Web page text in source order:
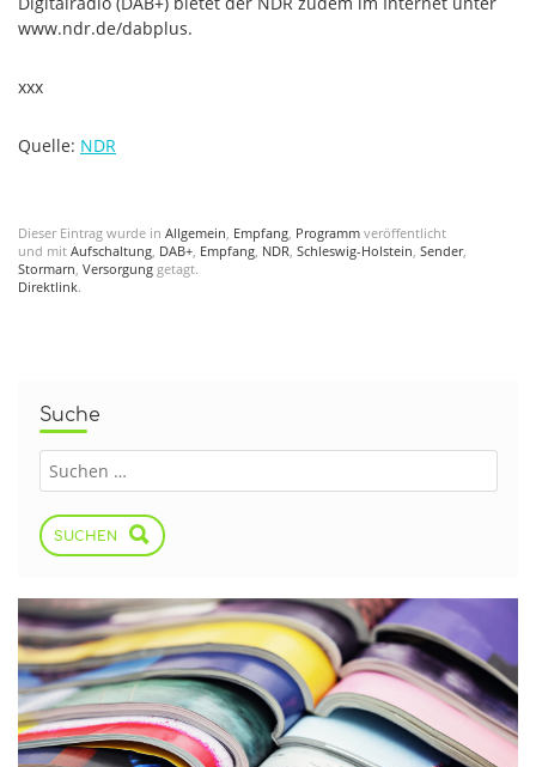
www.ndr.de/dabplus.
xxx
Quelle: NDR
Dieser Eintrag wurde in Allgemein, Empfang, Programm veröffentlicht
und mit Aufschaltung, DAB+, Empfang, NDR, Schleswig-Holstein, Sender,
Stormarn, Versorgung getagt.
Direktlink.
Suche
SUCHEN